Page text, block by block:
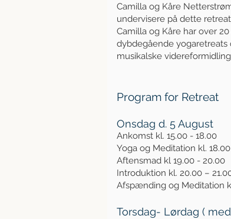
Camilla og Kåre
undervisere på dette
Camilla og Kåre har over
dybdegående
musikalske
Program for Retreat
Onsdag d. 5 August
Ankomst kl. 15.00 - 18.00
Yoga og Meditation kl.
Aftensmad kl 19.00 - 20.00
Introduktion kl. 20.00 –
Afspænding og Meditation
Torsdag- Lørdag ( m